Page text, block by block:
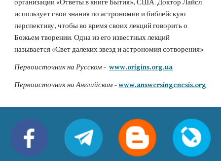
организации «Ответы в книге Бытия», США. Доктор Лайсл
использует свои знания по астрономии и библейскую
перспективу, чтобы во время своих лекций говорить о
Божьем творении. Одна из его известных лекций
называется «Свет далеких звезд и астрономия сотворения».
Первоисточник на Русском - www.origins.org.ua
Первоисточник на Английском - www.answersingenesis.org